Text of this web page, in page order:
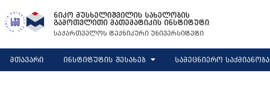
to
content
ნიკო მუსხელიშვილის სახელობის
გამოთვლითი მათემატიკის ინსტიტუტი
საქართველოს ტექნიკური უნივერსიტეტი
მთავარი ინსტიტუტის შესახებ სამეცნიერო საქმიანობა